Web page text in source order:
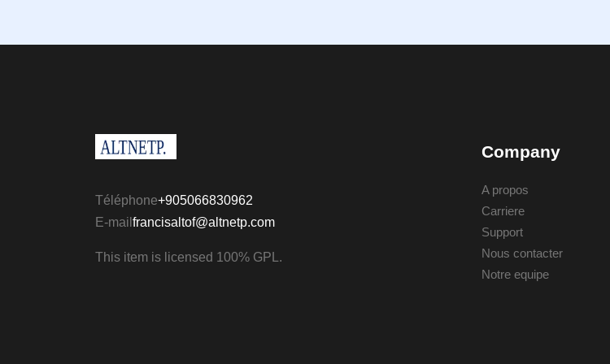
Téléphone+905066830962
E-mail francisaltof@altnetp.com
This item is licensed 100% GPL.
Company
A propos
Carriere
Support
Nous contacter
Notre equipe